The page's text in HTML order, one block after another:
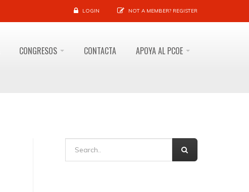
LOGIN NOT A MEMBER? REGISTER
CONGRESOS CONTACTA APOYA AL PCOE